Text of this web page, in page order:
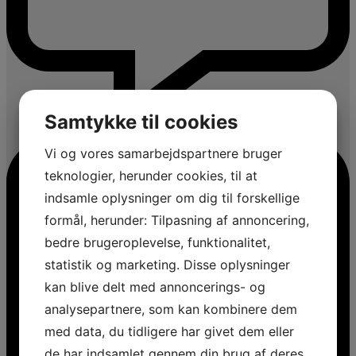
Samtykke til cookies
Vi og vores samarbejdspartnere bruger
teknologier, herunder cookies, til at
indsamle oplysninger om dig til forskellige
formål, herunder: Tilpasning af annoncering,
bedre brugeroplevelse, funktionalitet,
statistik og marketing. Disse oplysninger
kan blive delt med annoncerings- og
analysepartnere, som kan kombinere dem
med data, du tidligere har givet dem eller